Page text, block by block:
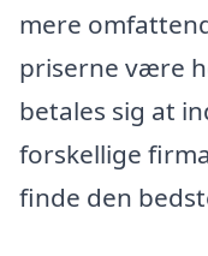
mere
priserne være
betales sig at
forskellige
finde den